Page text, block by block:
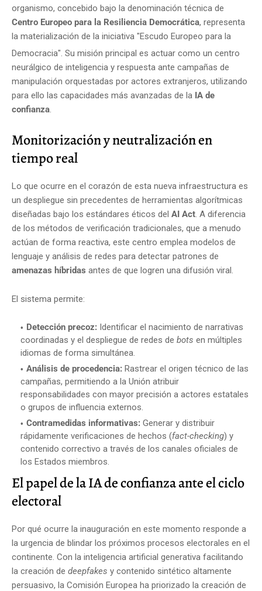
organismo, concebido bajo la denominación técnica de
Centro Europeo para la Resiliencia Democrática, representa
la materialización de la iniciativa "Escudo Europeo para la
Democracia". Su misión principal es actuar como un centro
neurálgico de inteligencia y respuesta ante campañas de
manipulación orquestadas por actores extranjeros, utilizando
para ello las capacidades más avanzadas de la IA de
confianza.
Monitorización y neutralización en
tiempo real
Lo que ocurre en el corazón de esta nueva infraestructura es
un despliegue sin precedentes de herramientas algorítmicas
diseñadas bajo los estándares éticos del AI Act. A diferencia
de los métodos de verificación tradicionales, que a menudo
actúan de forma reactiva, este centro emplea modelos de
lenguaje y análisis de redes para detectar patrones de
amenazas híbridas antes de que logren una difusión viral.
El sistema permite:
Detección precoz: Identificar el nacimiento de narrativas
coordinadas y el despliegue de redes de bots en múltiples
idiomas de forma simultánea.
Análisis de procedencia: Rastrear el origen técnico de las
campañas, permitiendo a la Unión atribuir
responsabilidades con mayor precisión a actores estatales
o grupos de influencia externos.
Contramedidas informativas: Generar y distribuir
rápidamente verificaciones de hechos (fact-checking) y
contenido correctivo a través de los canales oficiales de
los Estados miembros.
El papel de la IA de confianza ante el ciclo
electoral
Por qué ocurre la inauguración en este momento responde a
la urgencia de blindar los próximos procesos electorales en el
continente. Con la inteligencia artificial generativa facilitando
la creación de deepfakes y contenido sintético altamente
persuasivo, la Comisión Europea ha priorizado la creación de